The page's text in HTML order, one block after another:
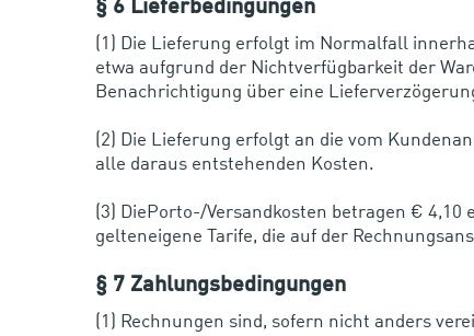
§ 6 Lieferbedingungen
(1) Die Lieferung erfolgt im Normalfall
etwa aufgrund der Nichtverfügbarkeit der
Benachrichtigung über eine
(2) Die Lieferung erfolgt an die vom
alle daraus entstehenden Kosten.
(3) DiePorto-/Versandkosten betragen €
gelteneigene Tarife, die auf der
§ 7 Zahlungsbedingungen
(1) Rechnungen sind, sofern nicht anders